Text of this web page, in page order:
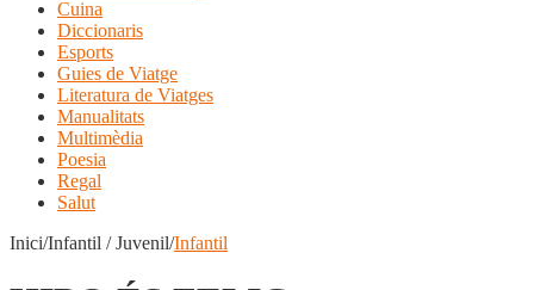
Cuina
Diccionaris
Esports
Guies de Viatge
Literatura de Viatges
Manualitats
Multimèdia
Poesia
Regal
Salut
Inici/Infantil / Juvenil/Infantil